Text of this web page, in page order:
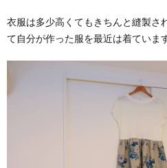
衣服は多少高くてもきちんと縫製さ
て自分が作った服を最近は着ています